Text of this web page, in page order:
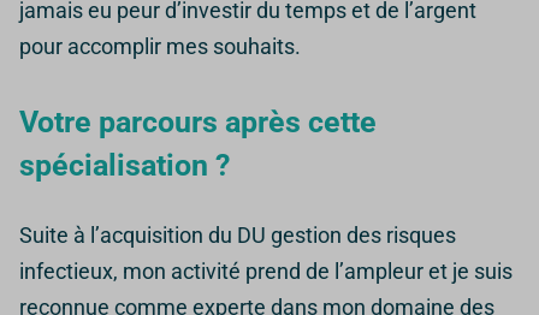
jamais eu peur d’investir du temps et de l’argent
pour accomplir mes souhaits.
Votre parcours après cette
spécialisation ?
Suite à l’acquisition du DU gestion des risques
infectieux, mon activité prend de l’ampleur et je suis
reconnue comme experte dans mon domaine des